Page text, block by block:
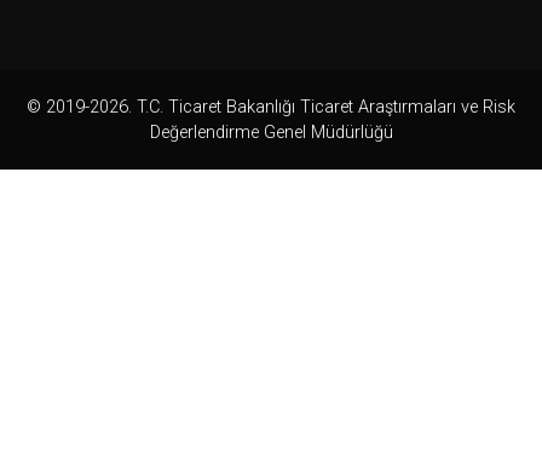
© 2019-2026. T.C. Ticaret Bakanlığı Ticaret Araştırmaları ve Risk
Değerlendirme Genel Müdürlüğü